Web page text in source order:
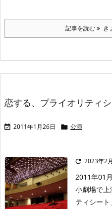
記事を読む き
恋する、プライオリティ
 2011年1月26日  公演
 2023年2
2011年01
小劇場で上
ティシー